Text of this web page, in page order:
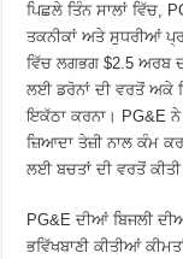
ਪਿਛਲੇ ਤਿੰਨ ਸਾਲਾਂ ਵਿੱਚ,
ਤਕਨੀਕਾਂ ਅਤੇ ਸੁਧਰੀਆਂ
ਵਿੱਚ ਲਗਭਗ $2.5 ਅਰਬ
ਲਈ ਡਰੋਨਾਂ ਦੀ ਵਰਤੋਂ ਅਕੇ
ਇਕੱਠਾ ਕਰਨਾ। PG&E
ਜ਼ਿਆਦਾ ਤੇਜ਼ੀ ਨਾਲ ਕੰਮ
ਲਈ ਬਚਤਾਂ ਦੀ ਵਰਤੋਂ ਕੀਤੀ
PG&E ਦੀਆਂ ਬਿਜਲੀ
ਭਵਿੱਖਬਾਣੀ ਕੀਤੀਆਂ